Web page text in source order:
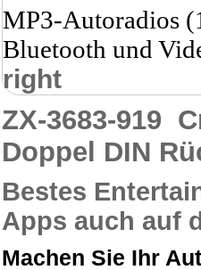
right
ZX-3683-919
Doppel DIN
Bestes
Apps auch auf
Machen Sie Ihr